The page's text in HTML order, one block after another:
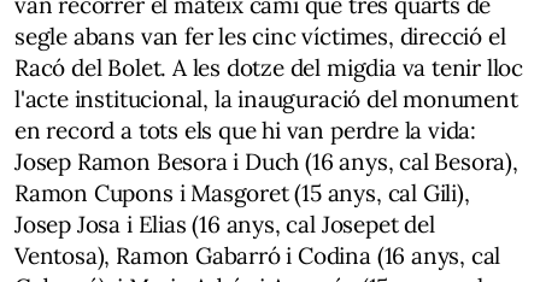
segle abans van fer les cinc víctimes, direcció el
Racó del Bolet. A les dotze del migdia va tenir lloc
l'acte institucional, la inauguració del monument
en record a tots els que hi van perdre la vida:
Josep Ramon Besora i Duch (16 anys, cal Besora),
Ramon Cupons i Masgoret (15 anys, cal Gili),
Josep Josa i Elias (16 anys, cal Josepet del
Ventosa), Ramon Gabarró i Codina (16 anys, cal